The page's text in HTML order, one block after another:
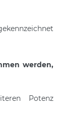
werden,
Potenz